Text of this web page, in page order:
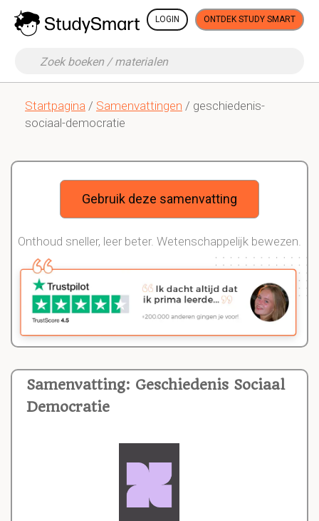
LOGIN ONTDEK STUDY SMART
Startpagina / Samenvattingen / geschiedenis-
sociaal-democratie
Samenvatting: Geschiedenis Sociaal
Democratie
Gebruik deze samenvatting
Onthoud sneller, leer beter. Wetenschappelijk bewezen.